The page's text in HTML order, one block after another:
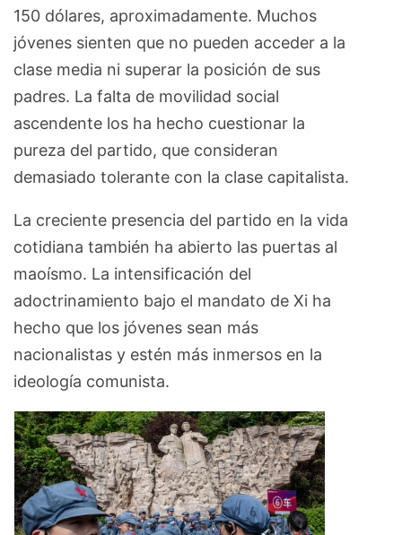
150 dólares, aproximadamente. Muchos
jóvenes sienten que no pueden acceder a la
clase media ni superar la posición de sus
padres. La falta de movilidad social
ascendente los ha hecho cuestionar la
pureza del partido, que consideran
demasiado tolerante con la clase capitalista.
La creciente presencia del partido en la vida
cotidiana también ha abierto las puertas al
maoísmo. La intensificación del
adoctrinamiento bajo el mandato de Xi ha
hecho que los jóvenes sean más
nacionalistas y estén más inmersos en la
ideología comunista.